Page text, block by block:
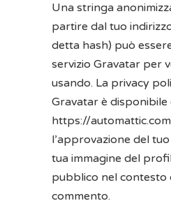
Una stringa
partire dal tuo
detta hash) può
servizio Gravatar per
usando. La privacy
Gravatar è disponibile
https://
l’approvazione del
tua immagine del
pubblico nel contesto
commento.